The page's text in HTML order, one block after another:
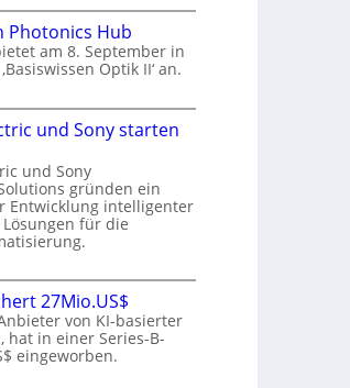
Photonics Hub
am 8. September in
Optik II‘ an.
und Sony starten
und Sony
gründen ein
Entwicklung intelligenter
für die
27Mio.US$
von KI-basierter
hat in einer Series-B-
eingeworben.